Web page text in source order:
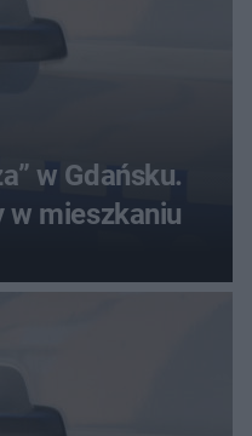
w Gdańsku.
w mieszkaniu